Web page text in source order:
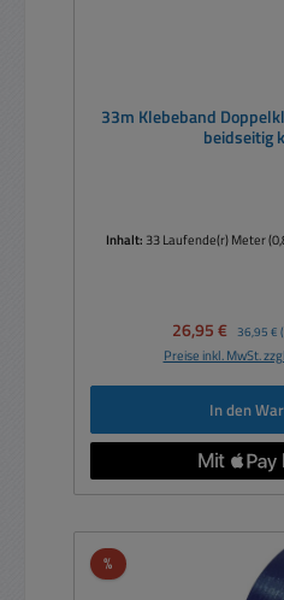
33m Klebeband
beidseitig
Inhalt:33 Laufende(r) Meter
Verkaufspreis:
26,95 € 36,95 €
Preise inkl. MwSt.
In den
%Rabatt